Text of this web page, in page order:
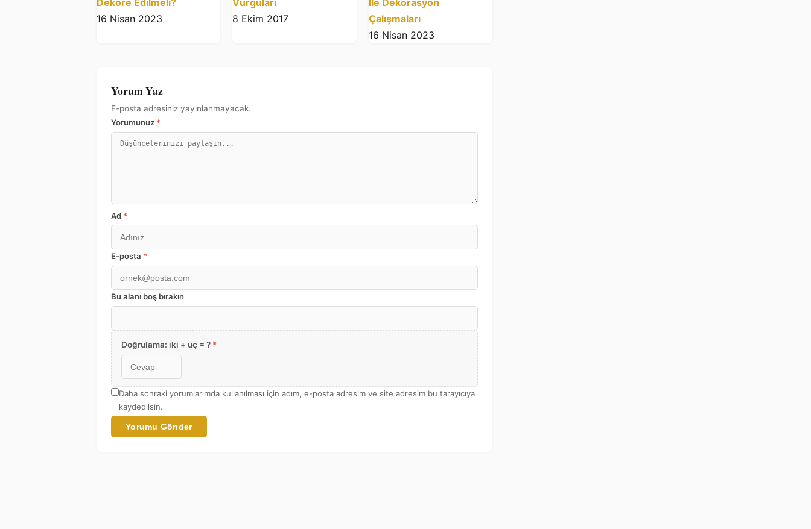
16 Nisan 2023
8 Ekim 2017
Çalışmaları
16 Nisan 2023
Yorum Yaz
E-posta adresiniz yayınlanmayacak.
Yorumunuz *
Ad *
E-posta *
Bu alanı boş bırakın
Doğrulama: iki + üç = ? *
Daha sonraki yorumlarımda kullanılması için adım, e-posta adresim ve site adresim bu tarayıcıya
kaydedilsin.
Yorumu Gönder